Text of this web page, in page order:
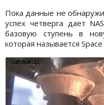
Пока данные не
успех четверга дает
базовую ступень в
которая называется